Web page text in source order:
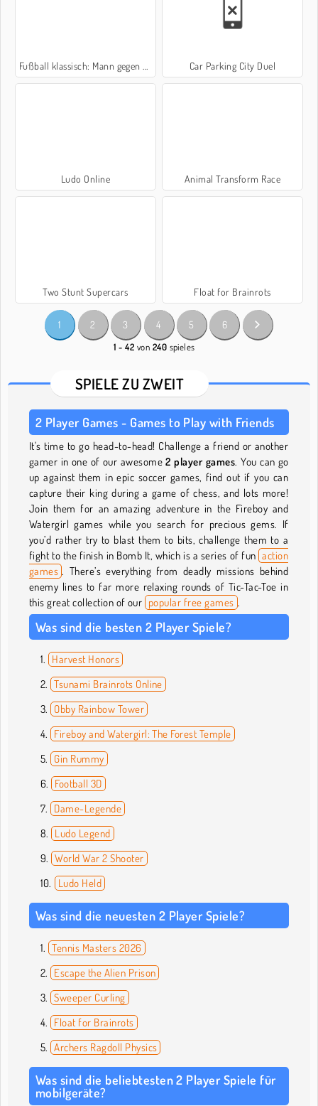
Fußball klassisch: Mann gegen Mann Car Parking City Duel
Ludo Online Animal Transform Race
Two Stunt Supercars Float for Brainrots
1 2 3 4 5 6
1 - 42 von 240 spieles
SPIELE ZU ZWEIT
2 Player Games - Games to Play with Friends
It's time to go head-to-head! Challenge a friend or another
gamer in one of our awesome2 player games. You can go
up against them in epic soccer games, find out if you can
capture their king during a game of chess, and lots more!
Join them for an amazing adventure in the Fireboy and
Watergirl games while you search for precious gems. If
you’d rather try to blast them to bits, challenge them to a
fight to the finish in Bomb It, which is a series of fun action
games . There’s everything from deadly missions behind
enemy lines to far more relaxing rounds of Tic-Tac-Toe in
this great collection of our popular free games .
Was sind die besten 2 Player Spiele?
Harvest Honors
Tsunami Brainrots Online
Obby Rainbow Tower
Fireboy and Watergirl: The Forest Temple
Gin Rummy
Football 3D
Dame-Legende
Ludo Legend
World War 2 Shooter
Ludo Held
Was sind die neuesten 2 Player Spiele?
Tennis Masters 2026
Escape the Alien Prison
Sweeper Curling
Float for Brainrots
Archers Ragdoll Physics
Was sind die beliebtesten 2 Player Spiele für
mobilgeräte?